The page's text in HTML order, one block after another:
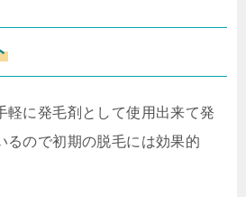
軽に発毛剤として使用出来て発
るので初期の脱毛には効果的